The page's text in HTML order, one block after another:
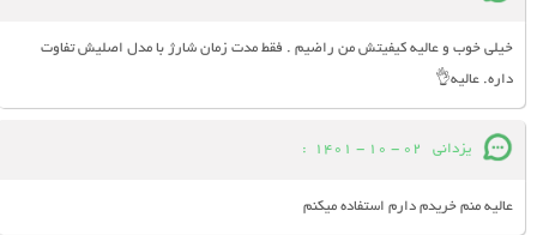
خیلی خوب و عالیه کیفیتش من راضیم . فقط مدت زمان شارژ با مدل اصلیش تفاوت
داره. عالیه👌
یزدانی 02 - 10 - 1401
:
عالیه منم خریدم دارم استفاده میکنم